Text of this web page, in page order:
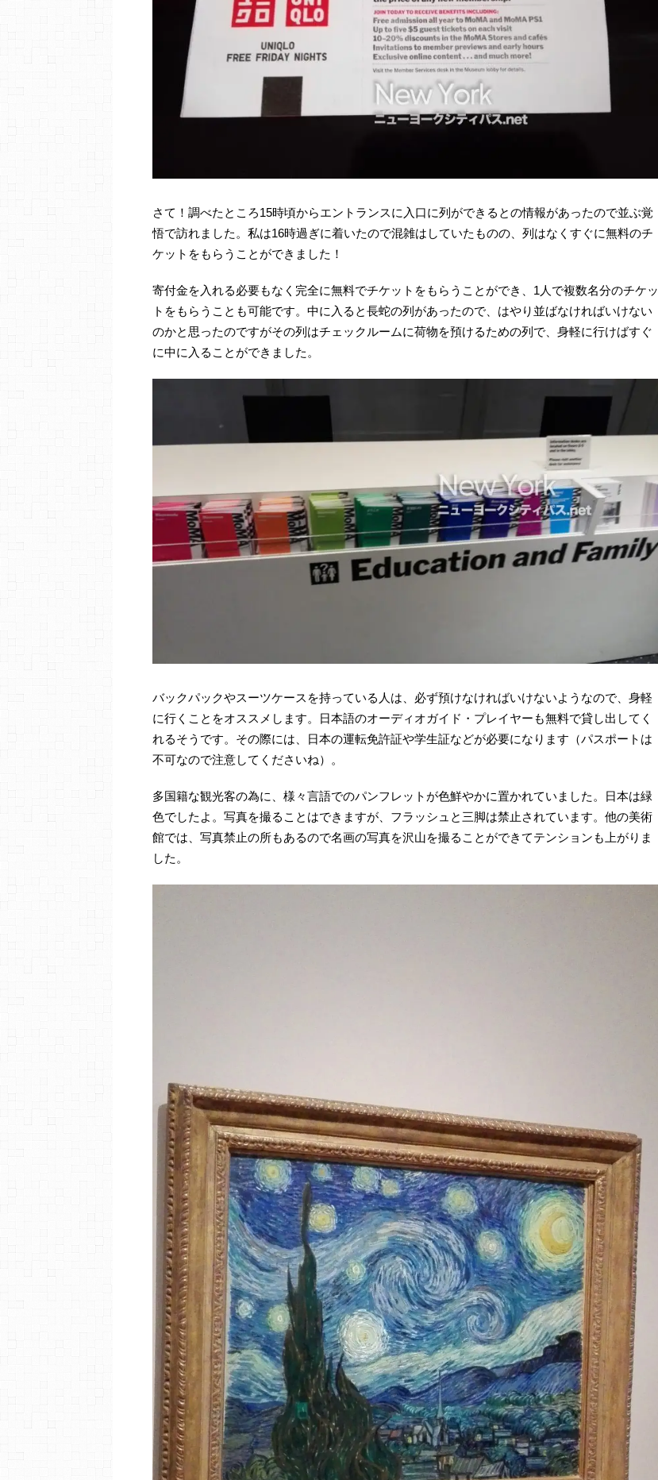
さて！調べたところ15時頃からエントランスに入口に列ができるとの情報があったので並ぶ覚
悟で訪れました。私は16時過ぎに着いたので混雑はしていたものの、列はなくすぐに無料のチ
ケットをもらうことができました！
寄付金を入れる必要もなく完全に無料でチケットをもらうことができ、1人で複数名分のチケッ
トをもらうことも可能です。中に入ると長蛇の列があったので、はやり並ばなければいけない
のかと思ったのですがその列はチェックルームに荷物を預けるための列で、身軽に行けばすぐ
に中に入ることができました。
バックパックやスーツケースを持っている人は、必ず預けなければいけないようなので、身軽
に行くことをオススメします。日本語のオーディオガイド・プレイヤーも無料で貸し出してく
れるそうです。その際には、日本の運転免許証や学生証などが必要になります（パスポートは
不可なので注意してくださいね）。
多国籍な観光客の為に、様々言語でのパンフレットが色鮮やかに置かれていました。日本は緑
色でしたよ。写真を撮ることはできますが、フラッシュと三脚は禁止されています。他の美術
館では、写真禁止の所もあるので名画の写真を沢山を撮ることができてテンションも上がりま
した。